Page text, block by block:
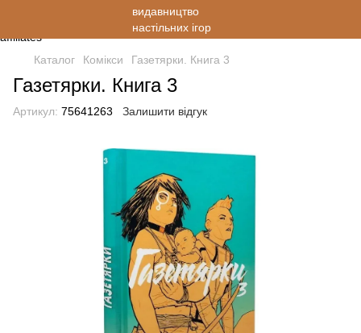
Каталог Комікси Газетярки. Книга 3
Газетярки. Книга 3
Артикул: 75641263 Залишити відгук